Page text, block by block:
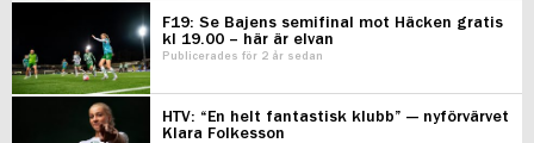
F19: Se Bajens semifinal mot Häcken gratis
kl 19.00 – här är elvan
Publicerades för 2 år sedan
HTV: “En helt fantastisk klubb” — nyförvärvet
Klara Folkesson